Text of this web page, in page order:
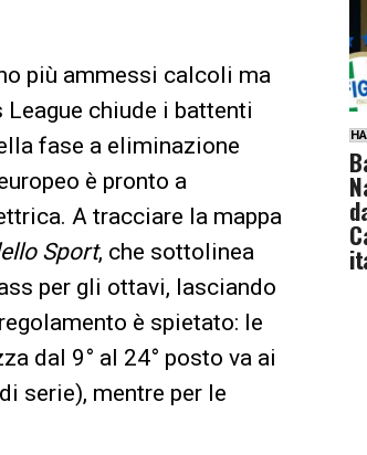
più ammessi calcoli ma
chiude i battenti
fase a eliminazione
è pronto a
A tracciare la mappa
Sport, che sottolinea
per gli ottavi, lasciando
è spietato: le
dal 9° al 24° posto va ai
serie), mentre per le